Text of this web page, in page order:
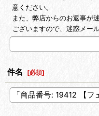
意ください。
また、弊店からのお返事が
ございますので、迷惑メー
件名 [必須]